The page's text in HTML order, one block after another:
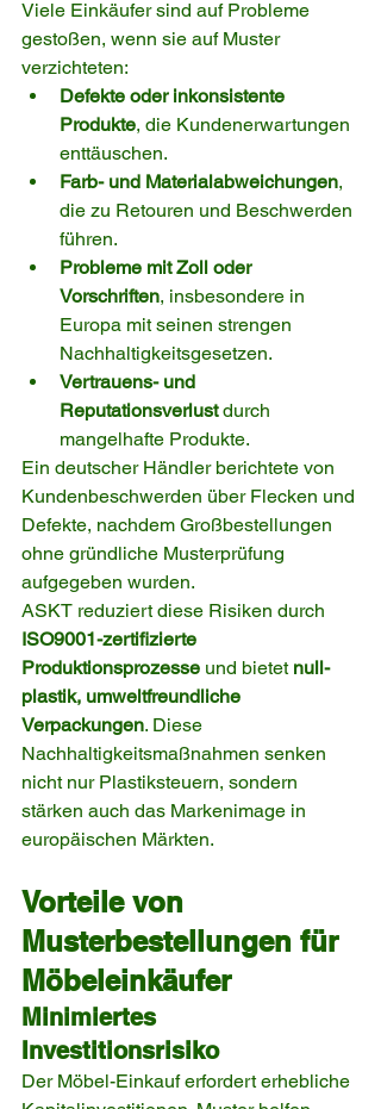
Viele Einkäufer sind auf Probleme
gestoßen, wenn sie auf Muster
verzichteten:
Defekte oder inkonsistente
Produkte, die Kundenerwartungen
enttäuschen.
Farb- und Materialabweichungen,
die zu Retouren und Beschwerden
führen.
Probleme mit Zoll oder
Vorschriften, insbesondere in
Europa mit seinen strengen
Nachhaltigkeitsgesetzen.
Vertrauens- und
Reputationsverlust durch
mangelhafte Produkte.
Ein deutscher Händler berichtete von
Kundenbeschwerden über Flecken und
Defekte, nachdem Großbestellungen
ohne gründliche Musterprüfung
aufgegeben wurden.
ASKT reduziert diese Risiken durch
ISO9001-zertifizierte
Produktionsprozesse und bietet null-
plastik, umweltfreundliche
Verpackungen. Diese
Nachhaltigkeitsmaßnahmen senken
nicht nur Plastiksteuern, sondern
stärken auch das Markenimage in
europäischen Märkten.
Vorteile von
Musterbestellungen für
Möbeleinkäufer
Minimiertes
Investitionsrisiko
Der Möbel-Einkauf erfordert erhebliche